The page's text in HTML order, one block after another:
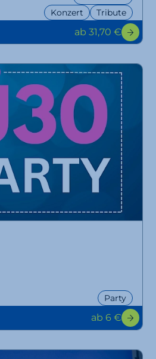
Konzert Tribute
ab 31,70 €
Party
ab 6 €